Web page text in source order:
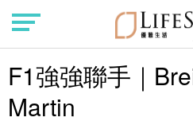
F1強強聯手｜
Martin